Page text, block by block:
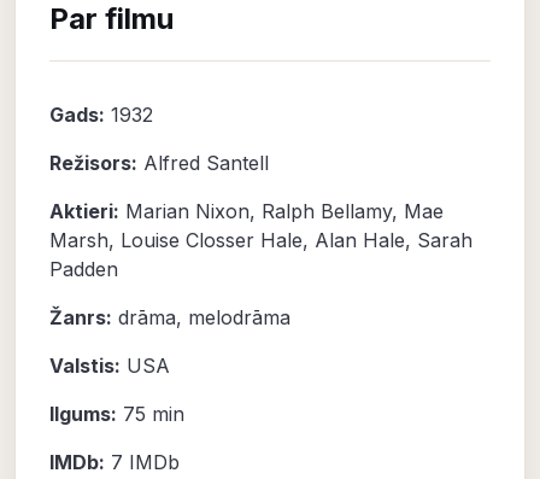
Par filmu
Gads: 1932
Režisors: Alfred Santell
Aktieri: Marian Nixon, Ralph Bellamy, Mae
Marsh, Louise Closser Hale, Alan Hale, Sarah
Padden
Žanrs: drāma, melodrāma
Valstis: USA
Ilgums: 75 min
IMDb: 7 IMDb